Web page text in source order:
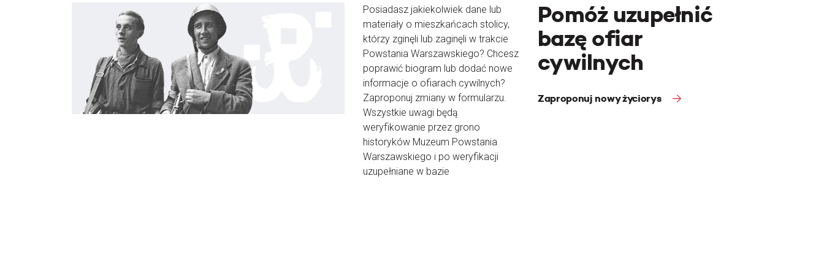
Posiadasz jakiekolwiek dane lub
materiały o mieszkańcach stolicy,
którzy zginęli lub zaginęli w trakcie
Powstania Warszawskiego? Chcesz
poprawić biogram lub dodać nowe
informacje o ofiarach cywilnych?
Zaproponuj zmiany w formularzu.
Wszystkie uwagi będą
weryfikowanie przez grono
historyków Muzeum Powstania
Warszawskiego i po weryfikacji
uzupełniane w bazie
Pomóż uzupełnić
bazę ofiar
cywilnych
Zaproponuj nowy życiorys